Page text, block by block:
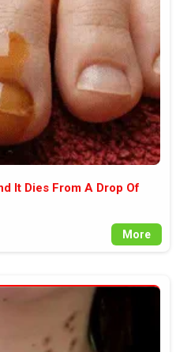
държим на
коректност от
Поднасяме ви
каквито са. В
потенциал.
It Dies From A Drop Of
More